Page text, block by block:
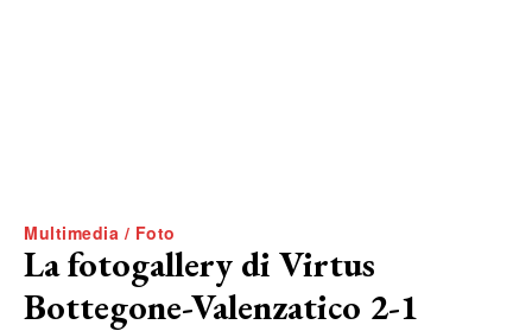
Multimedia / Foto
La fotogallery di Virtus
Bottegone-Valenzatico 2-1